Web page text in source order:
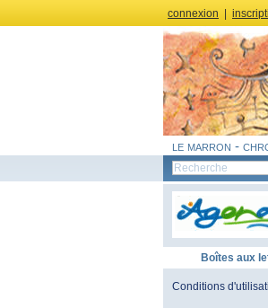
connexion
le marron -
Boîtes aux
Conditions